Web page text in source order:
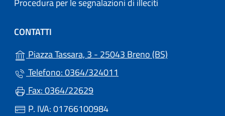
Procedura per le segnalazioni di illeciti
CONTATTI
Piazza Tassara, 3 - 25043 Breno (BS)
Telefono: 0364/324011
Fax: 0364/22629
P. IVA: 01766100984